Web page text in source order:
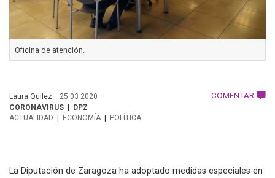
Oficina de atención.
Laura Quílez 25 03 2020 COMENTAR
CORONAVIRUS
DPZ
ACTUALIDAD
ECONOMÍA POLÍTICA
La Diputación de Zaragoza ha adoptado medidas especiales en